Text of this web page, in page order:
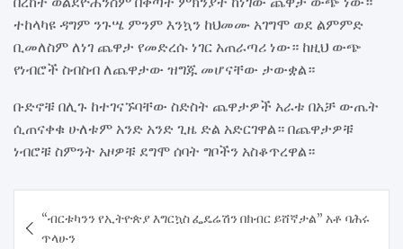
ተከላካዩ ዳግም ንጉሤ ምንም እንኳን ከህመሙ አገግሞ ወደ ልምምድ
ቢመለስም ለነገ ጨዋታ የመድረሱ ነገር አጠራጣሪ ነው። ከዚህ ውጭ
የነብሮች ስብስብ ለጨዋታው ዝግጁ መሆናቸው ታውቋል።
ቡድኖቹ በሊጉ ከተገናኙባቸው ስድስት ጨዋታዎች አራቱ በአቻ ውጤት
ሲጠናቀቁ ሁለቱም አንድ አንድ ጊዜ ድል አድርገዋል። በጨዋታዎቹ
ነብሮቹ ስምንት አዞዎቹ ደግሞ ሰባት ግቦችን አስቆጥረዋል።
navigation
“ብርቱካንን የኢትዮጵያ እግርኳስ ፌዴሬሽን በክብር ይሸኛታል” አቶ ባሕሩ
ጥላሁን